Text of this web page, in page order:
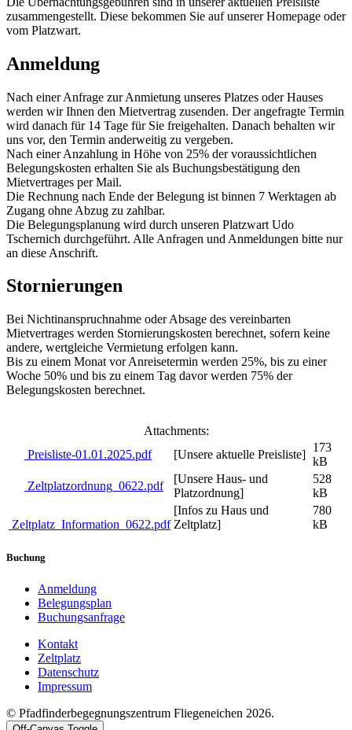
zusammengestellt. Diese bekommen Sie auf unserer Homepage oder
vom Platzwart.
Anmeldung
Nach einer Anfrage zur Anmietung unseres Platzes oder Hauses
werden wir Ihnen den Mietvertrag zusenden. Der angefragte Termin
wird danach für 14 Tage für Sie freigehalten. Danach behalten wir
uns vor, den Termin anderweitig zu vergeben.
Nach einer Anzahlung in Höhe von 25% der voraussichtlichen
Belegungskosten erhalten Sie als Buchungsbestätigung den
Mietvertrages per Mail.
Die Rechnung nach Ende der Belegung ist binnen 7 Werktagen ab
Zugang ohne Abzug zu zahlbar.
Die Belegungsplanung wird durch unseren Platzwart Udo
Tschernich durchgeführt. Alle Anfragen und Anmeldungen bitte nur
an diese Anschrift.
Stornierungen
Bei Nichtinanspruchnahme oder Absage des vereinbarten
Mietvertrages werden Stornierungskosten berechnet, sofern keine
andere, wertgleiche Vermietung erfolgen kann.
Bis zu einem Monat vor Anreisetermin werden 25%, bis zu einer
Woche 50% und bis zu einem Tag davor werden 75% der
Belegungskosten berechnet.
Attachments:
Preisliste-01.01.2025.pdf
[Unsere aktuelle Preisliste]
173
kB
Zeltplatzordnung_0622.pdf
[Unsere Haus- und
Platzordnung]
528
kB
Zeltplatz_Information_0622.pdf
[Infos zu Haus und
Zeltplatz]
780
kB
Buchung
Anmeldung
Belegungsplan
Buchungsanfrage
Kontakt
Zeltplatz
Datenschutz
Impressum
© Pfadfinderbegegnungszentrum Fliegeneichen 2026.